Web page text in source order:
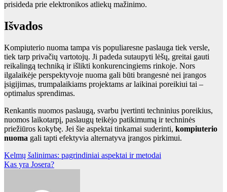
prisideda prie elektronikos atliekų mažinimo.
Išvados
Kompiuterio nuoma tampa vis populiaresne paslauga tiek versle,
tiek tarp privačių vartotojų. Ji padeda sutaupyti lėšų, greitai gauti
reikalingą techniką ir išlikti konkurencingiems rinkoje. Nors
ilgalaikėje perspektyvoje nuoma gali būti brangesnė nei įrangos
įsigijimas, trumpalaikiams projektams ar laikinai poreikiui tai –
optimalus sprendimas.
Renkantis nuomos paslaugą, svarbu įvertinti techninius poreikius,
nuomos laikotarpį, paslaugų teikėjo patikimumą ir techninės
priežiūros kokybę. Jei šie aspektai tinkamai suderinti, kompiuterio
nuoma gali tapti efektyvia alternatyva įrangos pirkimui.
Navigacija
tarp
Kelmų šalinimas: pagrindiniai aspektai ir metodai
Kas yra Josera?